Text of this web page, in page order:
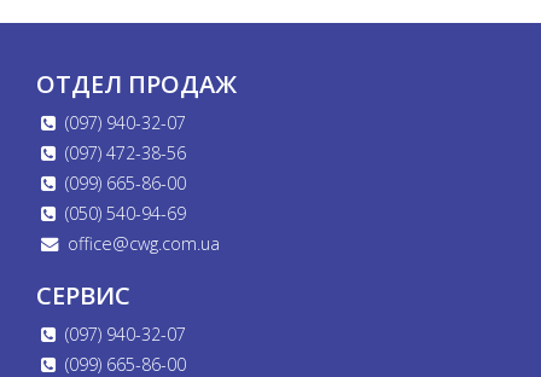
ОТДЕЛ ПРОДАЖ
(097) 940-32-07
(097) 472-38-56
(099) 665-86-00
(050) 540-94-69
office@cwg.com.ua
СЕРВИС
(097) 940-32-07
(099) 665-86-00